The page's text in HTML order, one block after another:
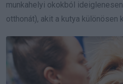
munkahelyi okokból
otthonát), akit a kutya különösen